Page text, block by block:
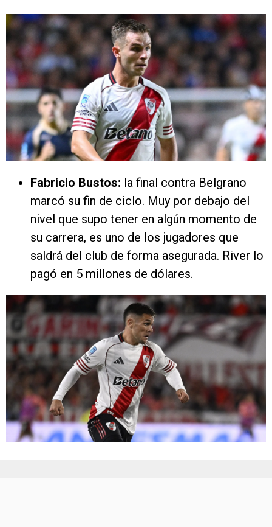
Fabricio Bustos: la final contra Belgrano
marcó su fin de ciclo. Muy por debajo del
nivel que supo tener en algún momento de
su carrera, es uno de los jugadores que
saldrá del club de forma asegurada. River lo
pagó en 5 millones de dólares.